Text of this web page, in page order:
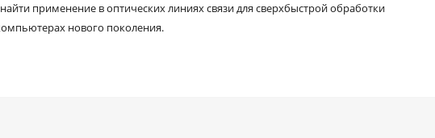
применение в оптических линиях связи для сверхбыстрой обработки
нового поколения.